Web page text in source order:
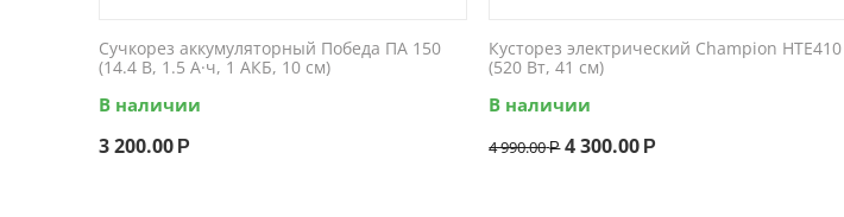
Сучкорез аккумуляторный Победа ПА 150
(14.4 В, 1.5 А·ч, 1 АКБ, 10 см)
В наличии
3 200.00 Р
Кусторез электрический Champion HTE410
(520 Вт, 41 см)
В наличии
4 990.00 Р 4 300.00 Р